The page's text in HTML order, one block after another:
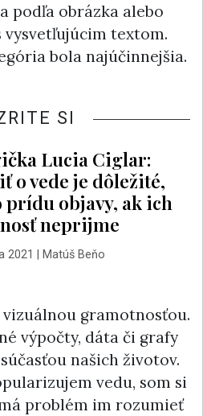
podľa obrázka alebo
vysvetľujúcim textom.
bola najúčinnejšia.
SI
Lucia Ciglar:
o vede je dôležité,
prídu objavy, ak ich
neprijme
2021 Matúš Beňo
gramotnosťou.
výpočty, dáta či grafy
našich životov.
vedu, som si
problém im rozumieť